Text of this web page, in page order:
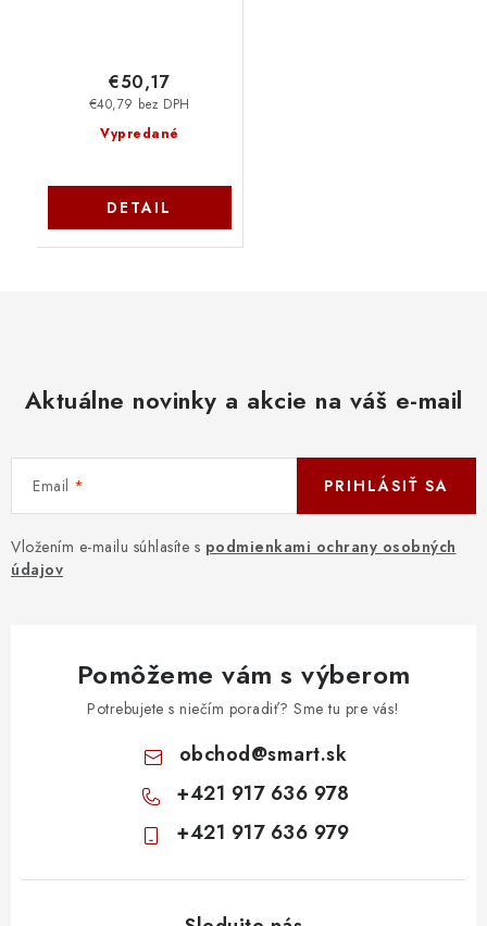
Vypredané
€40,79 bez DPH
€50,17
DETAIL
Aktuálne novinky a akcie na váš e-mail
Email
Vložením e-mailu súhlasíte s podmienkami ochrany osobných
údajov
PRIHLÁSIŤ SA
Pomôžeme vám s výberom
Potrebujete s niečím poradiť? Sme tu pre vás!
obchod@smart.sk
+421 917 636 978
+421 917 636 979